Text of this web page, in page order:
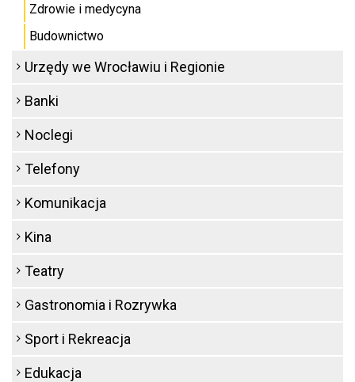
Zdrowie i medycyna
Budownictwo
Urzędy we Wrocławiu i Regionie
Banki
Noclegi
Telefony
Komunikacja
Kina
Teatry
Gastronomia i Rozrywka
Sport i Rekreacja
Edukacja